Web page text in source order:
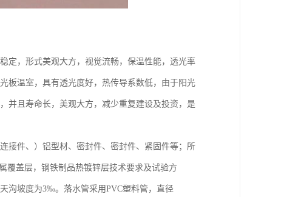
定，形式美观大方，视觉流畅，保温性能，透光率
板温室，具有透光度好，热传导系数低，由于阳光
并且寿命长，美观大方，减少重复建设及投资，是
接件、）铝型材、密封件、密封件、紧固件等；所
覆盖层，钢铁制品热镀锌层技术要求及试验方
沟坡度为3‰。落水管采用PVC塑料管，直径